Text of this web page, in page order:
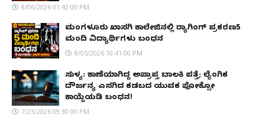
8/06/2026 01:42:00 PM
ಮಂಗಳೂರು ಖಾಸಗಿ ಕಾಲೇಜಿನಲ್ಲಿ ರ‌್ಯಾಗಿಂಗ್ ಪ್ರಕರಣ5
ಮಂದಿ ವಿದ್ಯಾರ್ಥಿಗಳು ಬಂಧನ
8/05/2026 10:41:00 PM
ಸುಳ್ಯ: ಕಾಣೆಯಾಗಿದ್ದ ಅಪ್ರಾಪ್ತ ಬಾಲಕಿ ಪತ್ತೆ; ಲೈಂಗಿಕ
ದೌರ್ಜನ್ಯ ಎಸಗಿದ ಕಡಬದ ಯುವಕ ಪೋಕ್ಸೋ
ಕಾಯ್ದೆಯಡಿ ಬಂಧನ!
7/23/2026 09:30:00 PM